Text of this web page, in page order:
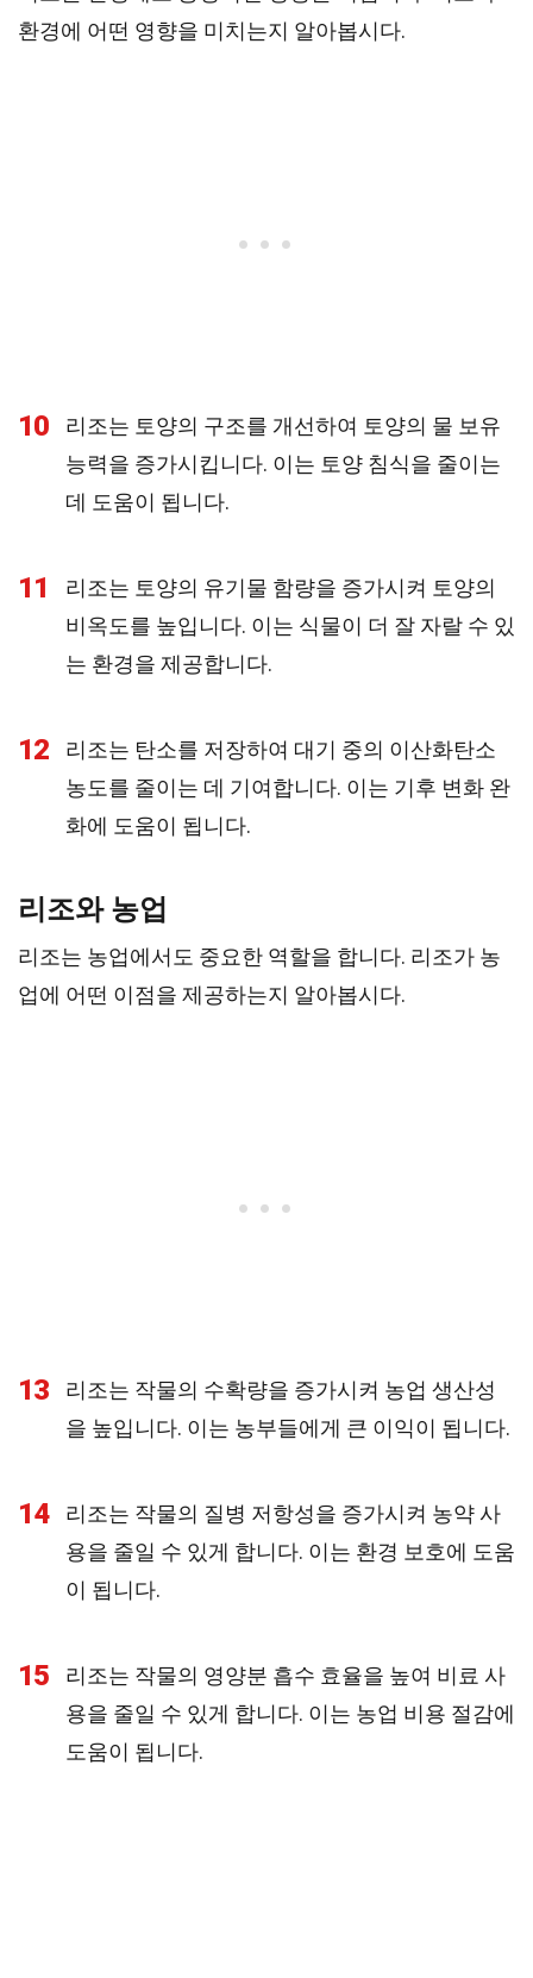
환경에 어떤 영향을 미치는지 알아봅시다.
10
리조는 토양의 구조를 개선하여 토양의 물 보유
능력을 증가시킵니다. 이는 토양 침식을 줄이는
데 도움이 됩니다.
11
리조는 토양의 유기물 함량을 증가시켜 토양의
비옥도를 높입니다. 이는 식물이 더 잘 자랄 수 있
는 환경을 제공합니다.
12
리조는 탄소를 저장하여 대기 중의 이산화탄소
농도를 줄이는 데 기여합니다. 이는 기후 변화 완
화에 도움이 됩니다.
리조와 농업
리조는 농업에서도 중요한 역할을 합니다. 리조가 농
업에 어떤 이점을 제공하는지 알아봅시다.
13
리조는 작물의 수확량을 증가시켜 농업 생산성
을 높입니다. 이는 농부들에게 큰 이익이 됩니다.
14
리조는 작물의 질병 저항성을 증가시켜 농약 사
용을 줄일 수 있게 합니다. 이는 환경 보호에 도움
이 됩니다.
15
리조는 작물의 영양분 흡수 효율을 높여 비료 사
용을 줄일 수 있게 합니다. 이는 농업 비용 절감에
도움이 됩니다.